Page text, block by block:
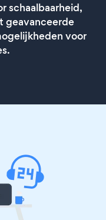
schaalbaarheid,
geavanceerde
voor